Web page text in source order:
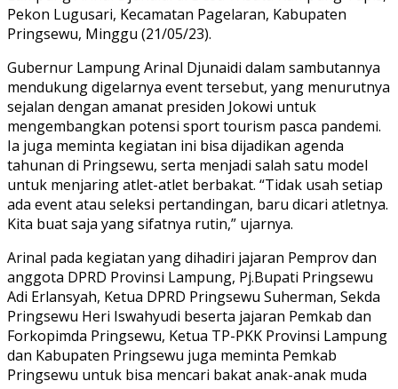
Pekon Lugusari, Kecamatan Pagelaran, Kabupaten
Pringsewu, Minggu (21/05/23).
Gubernur Lampung Arinal Djunaidi dalam sambutannya
mendukung digelarnya event tersebut, yang menurutnya
sejalan dengan amanat presiden Jokowi untuk
mengembangkan potensi sport tourism pasca pandemi.
Ia juga meminta kegiatan ini bisa dijadikan agenda
tahunan di Pringsewu, serta menjadi salah satu model
untuk menjaring atlet-atlet berbakat. “Tidak usah setiap
ada event atau seleksi pertandingan, baru dicari atletnya.
Kita buat saja yang sifatnya rutin,” ujarnya.
Arinal pada kegiatan yang dihadiri jajaran Pemprov dan
anggota DPRD Provinsi Lampung, Pj.Bupati Pringsewu
Adi Erlansyah, Ketua DPRD Pringsewu Suherman, Sekda
Pringsewu Heri Iswahyudi beserta jajaran Pemkab dan
Forkopimda Pringsewu, Ketua TP-PKK Provinsi Lampung
dan Kabupaten Pringsewu juga meminta Pemkab
Pringsewu untuk bisa mencari bakat anak-anak muda